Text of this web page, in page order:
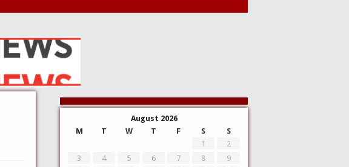
August 2026
M
T W T F S
S
1
2
3
4 5 6 7 8
9